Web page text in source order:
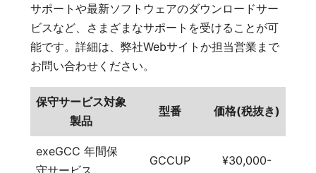
サポートや最新ソフトウェアのダウンロードサー
ビスなど、さまざまなサポートを受けることが可
能です。詳細は、弊社Webサイトか担当営業まで
お問い合わせください。
保守サービス対象
製品
型番 価格(税抜き)
exeGCC 年間保
守サービス
GCCUP ¥30,000-